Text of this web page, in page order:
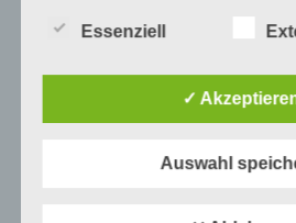
Bayern berufsbezogenen
Dunkelfeld Diagnostik
personenbezogene Daten von
Verarbeitung Verantwortlichen
c) Verarbeitung
oder jede solche
Essenziell
✓
Auswahl